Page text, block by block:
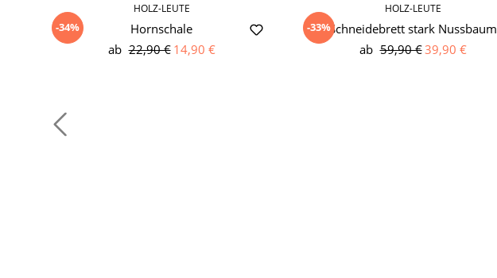
-34%
HOLZ-LEUTE
Hornschale
ab 22,90 € 14,90 €
-33%
HOLZ-LEUTE
Schneidebrett stark Nussbaum
ab 59,90 €39,90 €